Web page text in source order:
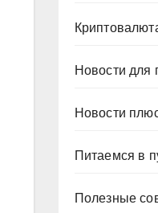
Новости для
Новости
Питаемся в
Полезные